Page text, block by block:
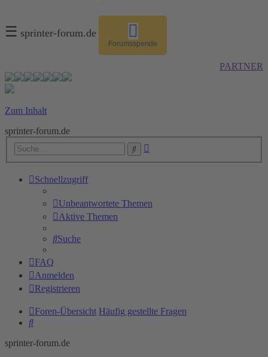
☰ sprinter-forum.de
Forumsspende
PARTNER
Zum Inhalt
sprinter-forum.de
Suche
Schnellzugriff
Unbeantwortete Themen
Aktive Themen
Suche
FAQ
Anmelden
Registrieren
Foren-Übersicht Häufig gestellte Fragen
Suche
sprinter-forum.de